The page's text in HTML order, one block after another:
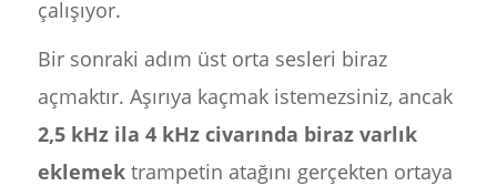
çalışıyor.
Bir sonraki adım üst orta sesleri biraz
açmaktır. Aşırıya kaçmak istemezsiniz, ancak
2,5 kHz ila 4 kHz civarında biraz varlık
eklemektrampetin atağını gerçekten ortaya